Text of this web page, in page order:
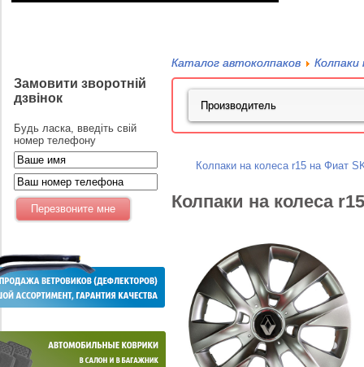
Замовити зворотній
дзвінок
Будь ласка, введіть свій
номер телефону
Каталог автоколпаков Колпаки
Колпаки на колеса r15 на Фиат
Колпаки на колеса